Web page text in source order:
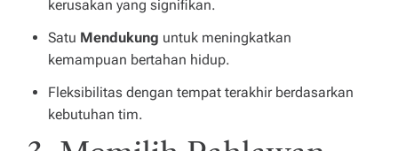
kerusakan yang signifikan.
Satu Mendukung untuk meningkatkan
kemampuan bertahan hidup.
Fleksibilitas dengan tempat terakhir berdasarkan
kebutuhan tim.